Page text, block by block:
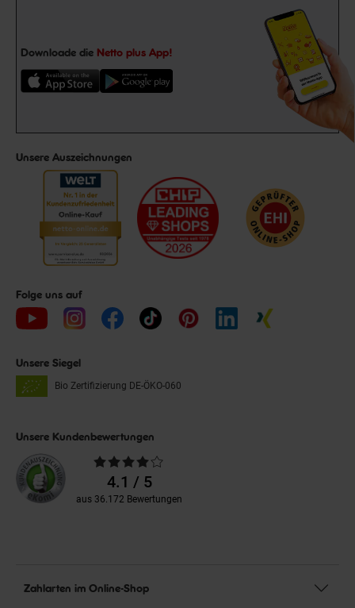
Downloade die Netto plus App!
Unsere Auszeichnungen
Folge uns auf
Unsere Siegel
Bio Zertifizierung DE-ÖKO-060
Unsere Kundenbewertungen
Durchschnittliche
Bewertungen4.1 / 5
aus 36.172 Bewertungen
Zahlarten im Online-Shop